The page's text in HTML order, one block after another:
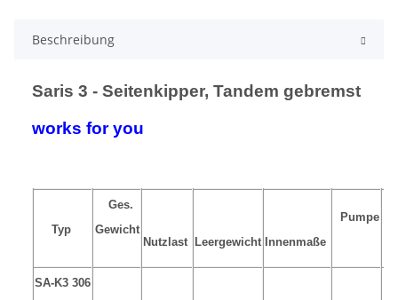
Beschreibung
Saris 3 - Seitenkipper, Tandem gebremst
works for you
Typ
Ges.
Gewicht
Nutzlast
Leergewicht Innenmaße
Pumpe
SA-K3 306